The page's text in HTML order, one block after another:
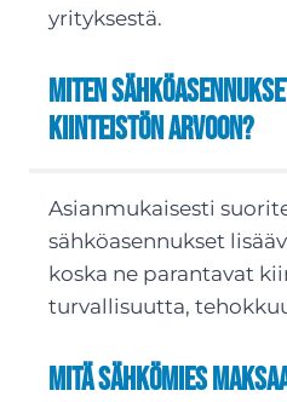
yrityksestä.
Miten
kiinteistön arvoon?
Asianmukaisesti
sähköasennukset
koska ne parantavat
turvallisuutta,
Mitä sähkömies